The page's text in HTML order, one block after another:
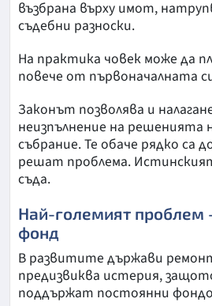
възбрана върху имот,
съдебни разноски.
На практика човек може да
повече от първоначалната
Законът позволява и
неизпълнение на
събрание. Те обаче рядко са
решат проблема.
съда.
Най-големият проблем
фонд
В развитите държави
предизвиква истерия,
поддържат постоянни